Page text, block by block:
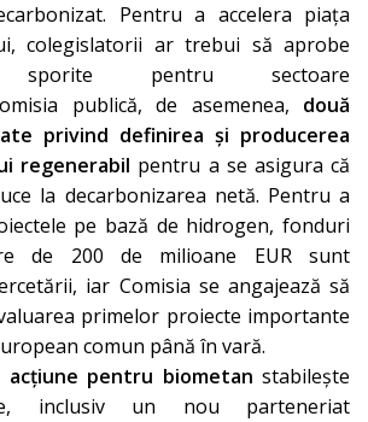
Pentru a accelera piața
colegislatorii ar trebui să aprobe
sporite pentru sectoare
publică, de asemenea, două
privind definirea și producerea
regenerabil pentru a se asigura că
la decarbonizarea netă. Pentru a
pe bază de hidrogen, fonduri
de 200 de milioane EUR sunt
iar Comisia se angajează să
primelor proiecte importante
comun până în vară.
acțiune pentru biometan stabilește
inclusiv un nou parteneriat